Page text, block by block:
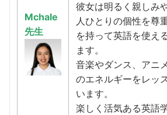
Mchale
先生
彼女は明るく親しみ
人ひとりの個性を尊
を持って英語を使え
ます。
音楽やダンス、アニ
のエネルギーをレッ
います。
楽しく活気ある英語